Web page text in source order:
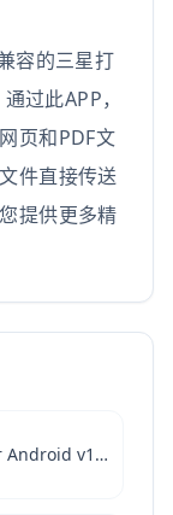
容的三星打
过此APP，
页和PDF文
件直接传送
提供更多精
Loop Jacket(环窗智能保护套) for Android v1.1.8 安卓版